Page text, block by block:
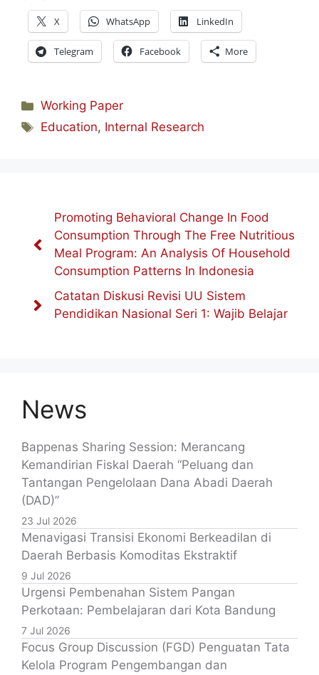
X WhatsApp LinkedIn
Telegram Facebook More
Categories
Working Paper
Tags
Education, Internal Research
Promoting Behavioral Change In Food
Consumption Through The Free Nutritious
Meal Program: An Analysis Of Household
Consumption Patterns In Indonesia
Catatan Diskusi Revisi UU Sistem
Pendidikan Nasional Seri 1: Wajib Belajar
News
Bappenas Sharing Session: Merancang
Kemandirian Fiskal Daerah “Peluang dan
Tantangan Pengelolaan Dana Abadi Daerah
(DAD)”
23 Jul 2026
Menavigasi Transisi Ekonomi Berkeadilan di
Daerah Berbasis Komoditas Ekstraktif
9 Jul 2026
Urgensi Pembenahan Sistem Pangan
Perkotaan: Pembelajaran dari Kota Bandung
7 Jul 2026
Focus Group Discussion (FGD) Penguatan Tata
Kelola Program Pengembangan dan